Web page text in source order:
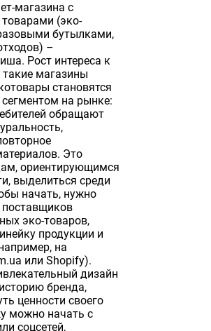
магазина с
(эко-
бутылками,
–
Рост интереса к
такие магазины
становятся
на рынке:
обращают
Это
ориентирующимся
выделиться среди
начать, нужно
эко-товаров,
продукции и
на
или Shopify).
дизайн
бренда,
ценности своего
можно начать с
соцсетей,